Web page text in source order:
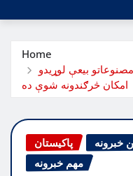
Home
بیعې لوړیدو
امکان څرګندونه شوې ده
پاکیستان خبرونه
مهم خبرونه